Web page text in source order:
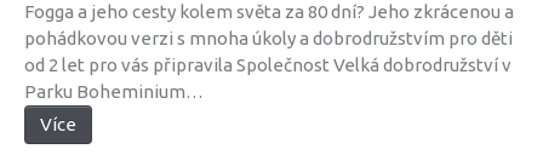
Fogga a jeho cesty kolem světa za 80 dní? Jeho zkrácenou a
pohádkovou verzi s mnoha úkoly a dobrodružstvím pro děti
od 2 let pro vás připravila Společnost Velká dobrodružství v
Parku Boheminium…
Více